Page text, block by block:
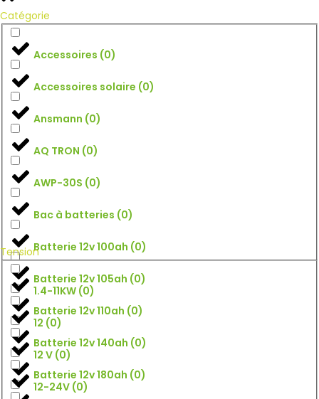
Catégorie
Accessoires (0)
Accessoires solaire (0)
Ansmann (0)
AQ TRON (0)
AWP-30S (0)
Bac à batteries (0)
Batterie 12v 100ah (0)
Batterie 12v 105ah (0)
Batterie 12v 110ah (0)
Batterie 12v 140ah (0)
Batterie 12v 180ah (0)
Tension
1.4-11KW (0)
12 (0)
12 V (0)
12-24V (0)